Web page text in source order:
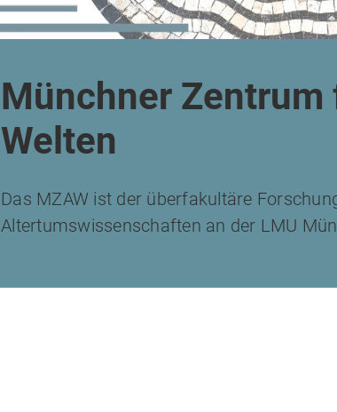
Münchner Zentrum
Welten
Das MZAW ist der überfakultäre
Altertumswissenschaften an der LMU